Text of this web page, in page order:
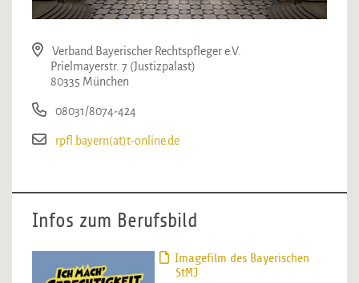
Verband Bayerischer Rechtspfleger e.V.
Prielmayerstr. 7 (Justizpalast)
80335 München
08031/8074-424
rpfl.bayern(at)t-online.de
Infos zum Berufsbild
Imagefilm des Bayerischen
StMJ